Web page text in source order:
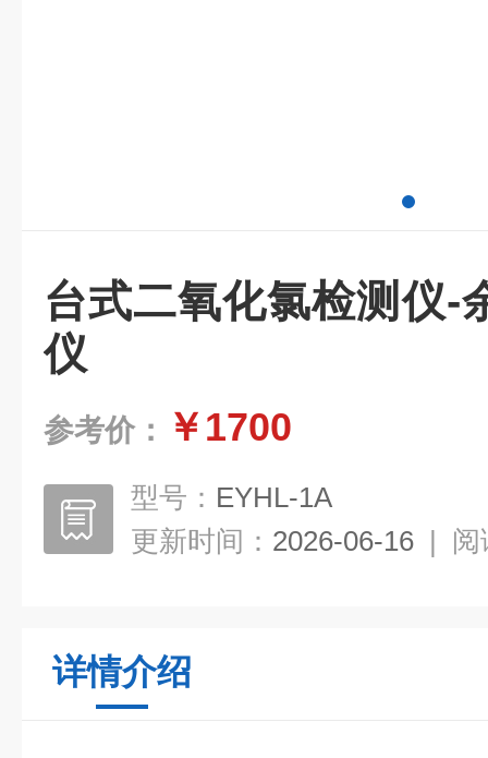
台式二氧化氯检测仪-
仪
参考价： ￥1700
型号： EYHL-1A
更新时间： 2026-06-16 | 阅
详情介绍